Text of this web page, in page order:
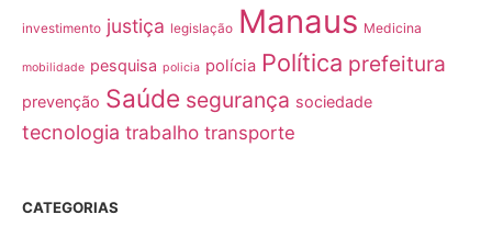
investimento justiça legislação Manaus Medicina
mobilidade pesquisa policia polícia Política prefeitura
prevenção Saúde segurança sociedade
tecnologia trabalho transporte
CATEGORIAS